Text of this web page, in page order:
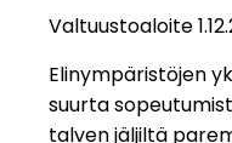
Valtuustoaloite
Elinympäristöjen
suurta
talven jäljiltä